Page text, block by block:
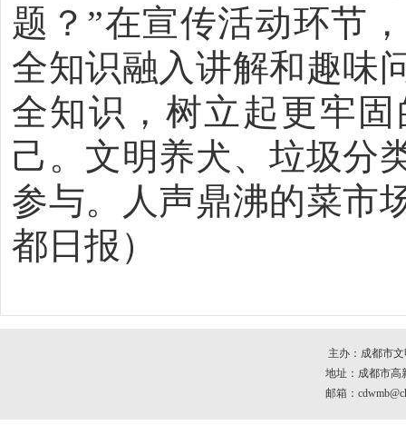
题？”在宣传活动环节
全知识融入讲解和趣味
全知识，树立起更牢
己。文明养犬、垃圾分
参与。人声鼎沸的菜市
都日报）
主办：成都市
地址：成都市高
邮箱：